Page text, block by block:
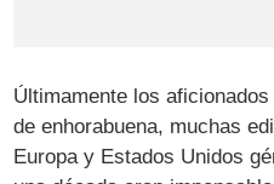
Últimamente los
de enhorabuena, muchas
Europa y Estados Unidos